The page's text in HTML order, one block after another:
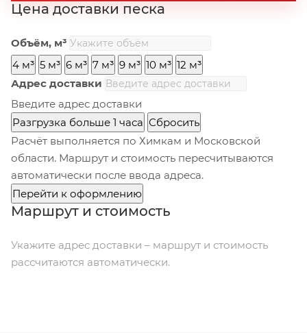
Цена доставки песка
Объём, м³
4 м³ 5 м³ 6 м³ 7 м³ 9 м³ 10 м³ 12 м³
Адрес доставки
Введите адрес доставки
Разгрузка больше 1 часа Сбросить
Расчёт выполняется по Химкам и Московской
области. Маршрут и стоимость пересчитываются
автоматически после ввода адреса.
Перейти к оформлению
Маршрут и стоимость
Укажите адрес доставки – маршрут и стоимость
рассчитаются автоматически.